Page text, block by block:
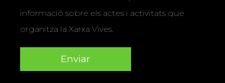
informació sobre els actes i activitats que
organitza la Xarxa Vives.